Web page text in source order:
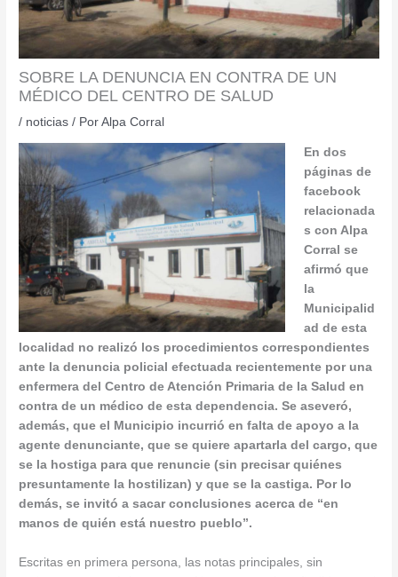
SOBRE LA DENUNCIA EN CONTRA DE UN
MÉDICO DEL CENTRO DE SALUD
/ noticias / PorAlpa Corral
En dos
páginas de
facebook
relacionada
s con Alpa
Corral se
afirmó que
la
Municipalid
ad de esta
localidad no realizó los procedimientos correspondientes
ante la denuncia policial efectuada recientemente por una
enfermera del Centro de Atención Primaria de la Salud en
contra de un médico de esta dependencia. Se aseveró,
además, que el Municipio incurrió en falta de apoyo a la
agente denunciante, que se quiere apartarla del cargo, que
se la hostiga para que renuncie (sin precisar quiénes
presuntamente la hostilizan) y que se la castiga. Por lo
demás, se invitó a sacar conclusiones acerca de “en
manos de quién está nuestro pueblo”.
Escritas en primera persona, las notas principales, sin